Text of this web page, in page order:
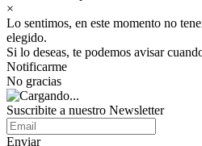
×
Lo sentimos, en este momento no
elegido.
Si lo deseas, te podemos avisar
Notificarme
No gracias
Suscribite a nuestro Newsletter
Enviar